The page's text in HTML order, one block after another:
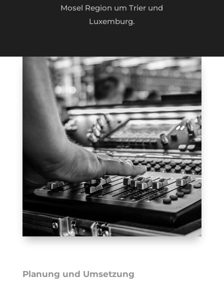
Mosel Region um Trier und
Luxemburg.
Planung und Umsetzung